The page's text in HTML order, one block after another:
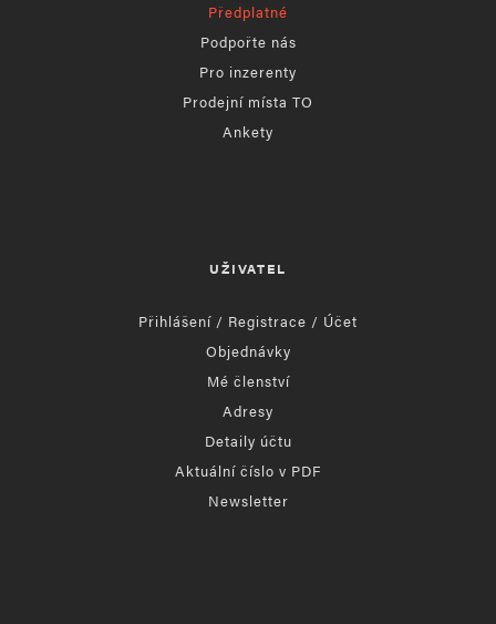
Předplatné
Podpořte nás
Pro inzerenty
Prodejní místa TO
Ankety
UŽIVATEL
Přihlášení / Registrace / Účet
Objednávky
Mé členství
Adresy
Detaily účtu
Aktuální číslo v PDF
Newsletter